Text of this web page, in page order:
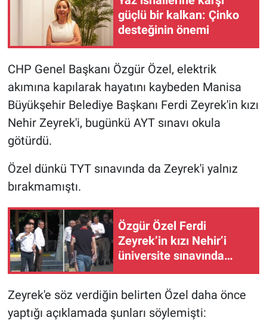
güçlü bir kalkan: Çinko
desteğinin önemi
CHP Genel Başkanı Özgür Özel, elektrik
akımına kapılarak hayatını kaybeden Manisa
Büyükşehir Belediye Başkanı Ferdi Zeyrek'in kızı
Nehir Zeyrek'i, bugünkü AYT sınavı okula
götürdü.
Özel dünkü TYT sınavında da Zeyrek'i yalnız
bırakmamıştı.
Özgür Özel Ferdi
Zeyrek’in kızı Nehir’i
üniversite sınavında
Zeyrek'e söz verdiğin belirten Özel daha önce
yaptığı açıklamada şunları söylemişti:
Gündem Özel
Haber
İlan
Koronavirüs
Kültür Sanat
Ne demişti
Nedir
Popüler